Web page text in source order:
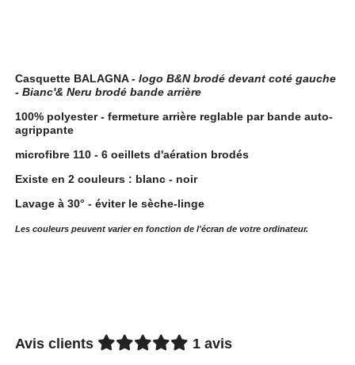
Casquette BALAGNA -logo B&N brodé devant coté gauche
- Bianc'& Neru brodé bande arrière
100% polyester - fermeture arrière reglable par bande auto-
agrippante
microfibre 110 - 6 oeillets d'aération brodés
Existe en 2 couleurs : blanc - noir
Lavage à 30° - éviter le sèche-linge
Les couleurs peuvent varier en fonction de l'écran de votre ordinateur.
Avis clients 1 avis